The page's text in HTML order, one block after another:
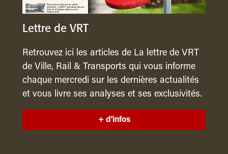
Lettre de VRT
Retrouvez ici les articles de La lettre de VRT
de Ville, Rail & Transports qui vous informe
chaque mercredi sur les dernières actualités
et vous livre ses analyses et ses exclusivités.
+ d'infos